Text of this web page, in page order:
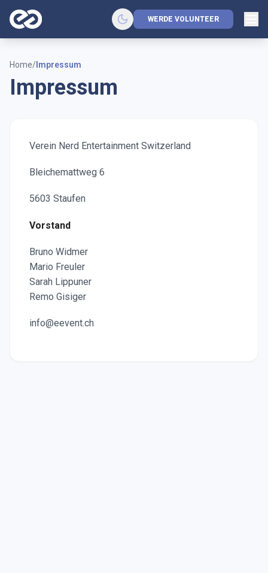
WERDE VOLUNTEER
Home/ Impressum
Impressum
Verein Nerd Entertainment Switzerland
Bleichemattweg 6
5603 Staufen
Vorstand
Bruno Widmer
Mario Freuler
Sarah Lippuner
Remo Gisiger
info@eevent.ch